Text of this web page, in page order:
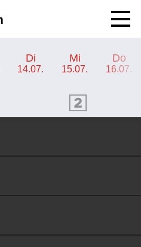
Di
14.07.
Mi
15.07.
Do
16.07.
ORF 2 Programm